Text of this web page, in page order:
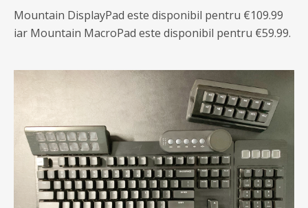
Mountain DisplayPad este disponibil pentru €109.99
iar Mountain MacroPad este disponibil pentru €59.99.